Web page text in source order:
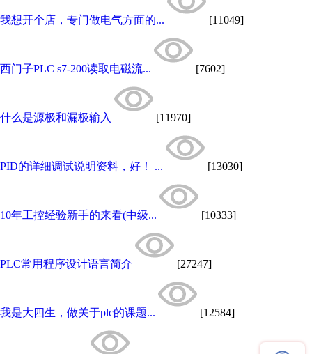
我想开个店，专门做电气方面的... [11049]
西门子PLC s7-200读取电磁流... [7602]
什么是源极和漏极输入 [11970]
PID的详细调试说明资料，好！ ... [13030]
10年工控经验新手的来看(中级... [10333]
PLC常用程序设计语言简介 [27247]
我是大四生，做关于plc的课题... [12584]